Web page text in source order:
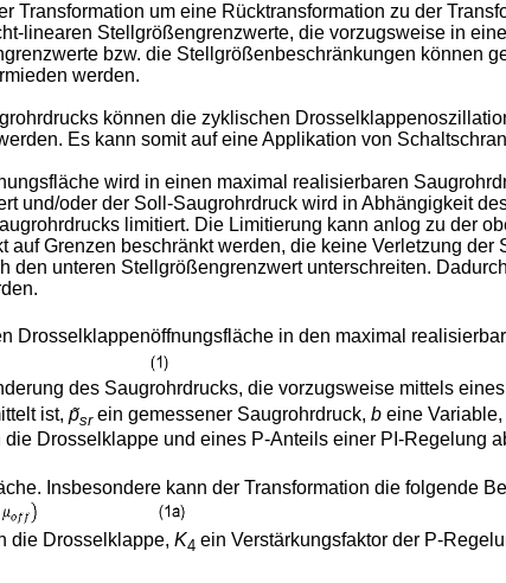
Transformation um eine Rücktransformation zu der
linearen Stellgrößengrenzwerte, die vorzugsweise in
bzw. die Stellgrößenbeschränkungen können
werden.
können die zyklischen
Es kann somit auf eine Applikation von
wird in einen maximal realisierbaren
und/oder der Soll-Saugrohrdruck wird in Abhängigkeit
limitiert. Die Limitierung kann anlog zu der
auf Grenzen beschränkt werden, die keine Verletzung
den unteren Stellgrößengrenzwert unterschreiten.
Drosselklappenöffnungsfläche in den maximal
des Saugrohrdrucks, die vorzugsweise mittels
ist, p̃srein gemessener Saugrohrdruck, b eine
Drosselklappe und eines P-Anteils einer PI-Regelung
Insbesondere kann der Transformation die folgende
die Drosselklappe, K4 ein Verstärkungsfaktor der P-